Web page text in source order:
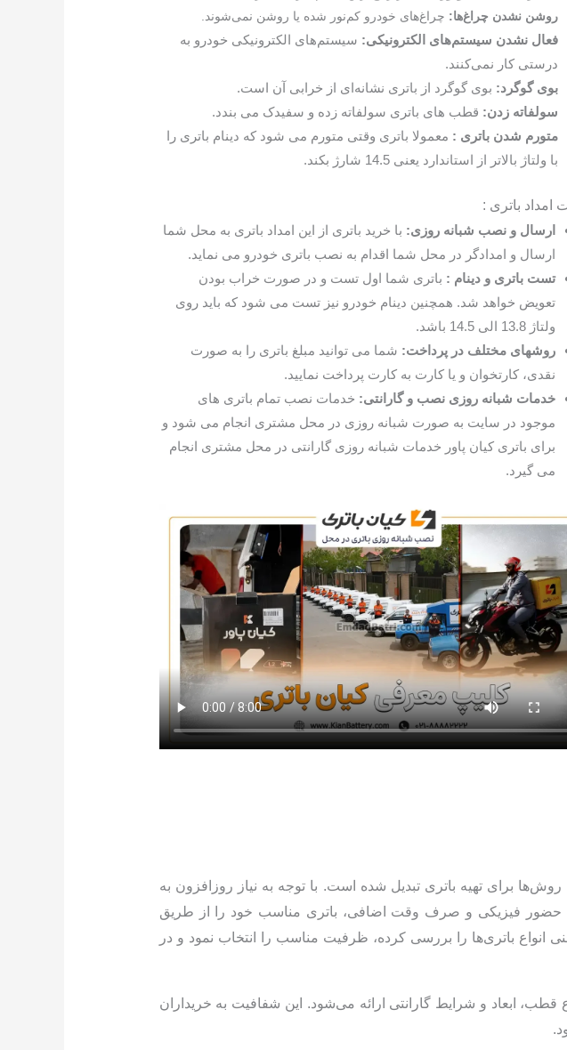
روشن نشدن چراغ‌ها: چراغ‌های خودرو کم‌نور شده یا روشن نمی‌شوند.
فعال نشدن سیستم‌های الکترونیکی: سیستم‌های الکترونیکی خودرو به
درستی کار نمی‌کنند.
بوی گوگرد: بوی گوگرد از باتری نشانه‌ای از خرابی آن است.
سولفاته زدن: قطب های باتری سولفاته زده و سفیدک می بندد.
متورم شدن باتری : معمولا باتری وقتی متورم می شود که دینام باتری را
با ولتاژ بالاتر از استاندارد یعنی 14.5 شارژ بکند.
امداد باتری :
ارسال و نصب شبانه روزی: با خرید باتری از این امداد باتری به محل شما
ارسال و امدادگر در محل شما اقدام به نصب باتری خودرو می نماید.
تست باتری و دینام : باتری شما اول تست و در صورت خراب بودن
تعویض خواهد شد. همچنین دینام خودرو نیز تست می شود که باید روی
ولتاژ 13.8 الی 14.5 باشد.
روشهای مختلف در پرداخت: شما می توانید مبلغ باتری را به صورت
نقدی، کارتخوان و یا کارت به کارت پرداخت نمایید.
خدمات شبانه روزی نصب و گارانتی: خدمات نصب تمام باتری های
موجود در سایت به صورت شبانه روزی در محل مشتری انجام می شود و
برای باتری کیان پاور خدمات شبانه روزی گارانتی در محل مشتری انجام
می گیرد.
برای تهیه باتری تبدیل شده است. با توجه به نیاز روزافزون به
حضور فیزیکی و صرف وقت اضافی، باتری مناسب خود را از طریق
انواع باتری‌ها را بررسی کرده، ظرفیت مناسب را انتخاب نمود و در
قطب، ابعاد و شرایط گارانتی ارائه می‌شود. این شفافیت به خریداران